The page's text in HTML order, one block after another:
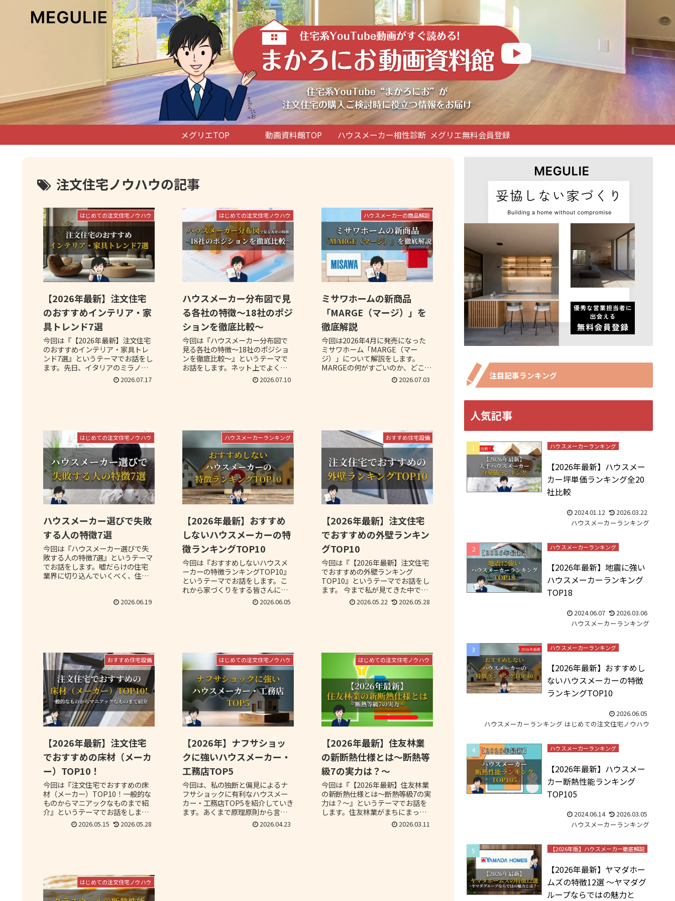
メグリエTOP 動画資料館TOP ハウスメーカー相性診断 メグリエ無料会員登録
注文住宅ノウハウの記事
はじめての注文住宅ノウハウ
【2026年最新】注文住宅
のおすすめインテリア・家
具トレンド7選
今回は『【2026年最新】注文住宅
のおすすめインテリア・家具トレ
ンド7選』というテーマでお話をし
ます。先日、イタリアのミラノサ
ローネに参加し、最新の技術やト
レンドに触れてきました。今後来
2026.07.17
はじめての注文住宅ノウハウ
ハウスメーカー分布図で見
る各社の特徴～18社のポジ
ションを徹底比較～
今回は『ハウスメーカー分布図で
見る各社の特徴～18社のポジショ
ンを徹底比較～』というテーマで
お話をします。ネット上でよく見
るハウスメーカー全18社をマッピ
ングして、メーカー各社のポジシ
2026.07.10
ハウスメーカーの商品解説
ミサワホームの新商品
「MARGE（マージ）」を
徹底解説
今回は2026年4月に発売になった
ミサワホーム「MARGE（マー
ジ）」について解説をします。
MARGEの何がすごいのか、どこが
感動ものなのかということをひた
2026.07.03
はじめての注文住宅ノウハウ
ハウスメーカー選びで失敗
する人の特徴7選
今回は『ハウスメーカー選びで失
敗する人の特徴7選』というテーマ
でお話をします。嘘だらけの住宅
業界に切り込んでいくべく、住宅
2026.06.19
ハウスメーカーランキング
【2026年最新】おすすめ
しないハウスメーカーの特
徴ランキングTOP10
今回は『おすすめしないハウスメ
ーカーの特徴ランキングTOP10』
というテーマでお話をします。こ
れから家づくりをする皆さんに
は、直近で家づくりをした人たち
が何に対して不満をもっているの
2026.06.05
おすすめ住宅設備
【2026年最新】注文住宅
でおすすめの外壁ランキン
グTOP10
今回は『【2026年最新】注文住宅
でおすすめの外壁ランキング
TOP10』というテーマでお話をし
ます。 今まで私が見てきた中で、
これは採用してもいいなと思える
おすすめの外壁を10個用意しまし
2026.05.22 2026.05.28
おすすめ住宅設備
【2026年最新】注文住宅
でおすすめの床材（メーカ
ー）TOP10！
今回は『注文住宅でおすすめの床
材（メーカー）TOP10！一般的な
ものからマニアックなものまで紹
介』というテーマでお話をしま
す。一般的によく使われている床
材からマニアックなものまで、床
2026.05.15 2026.05.28
はじめての注文住宅ノウハウ
【2026年】ナフサショッ
クに強いハウスメーカー・
工務店TOP5
今回は、私の独断と偏見によるナ
フサショックに有利なハウスメー
カー・工務店TOP5を紹介していき
ます。あくまで原理原則から言え
ば、他のハウスメーカーや工務店
よりもマシ、値上げの影響を受け
2026.04.23
はじめての注文住宅ノウハウ
【2026年最新】住友林業
の新断熱仕様とは～断熱等
級7の実力は？～
今回は『【2026年最新】住友林業
の新断熱仕様とは～断熱等級7の実
力は？～』というテーマでお話を
します。住友林業がまちにまった
新断熱仕様を出したので、そちら
について解説をしていこうと思い
2026.03.11
はじめての注文住宅ノウハウ
注目記事ランキング
人気記事
ハウスメーカーランキング
【2026年最新】ハウスメー
カー坪単価ランキング全20
社比較
2024.01.12
2026.03.22
ハウスメーカーランキング
ハウスメーカーランキング
【2026年最新】地震に強い
ハウスメーカーランキング
TOP18
2024.06.07
2026.03.06
ハウスメーカーランキング
ハウスメーカーランキング
【2026年最新】おすすめし
ないハウスメーカーの特徴
ランキングTOP10
2026.06.05
ハウスメーカーランキング はじめての注文住宅ノウハウ
ハウスメーカーランキング
【2026年最新】ハウスメー
カー断熱性能ランキング
TOP105
2024.06.14
2026.03.05
ハウスメーカーランキング
【2026年版】ハウスメーカー徹底解説
【2026年最新】ヤマダホー
ムズの特徴12選 ～ヤマダグ
ループならではの魅力と